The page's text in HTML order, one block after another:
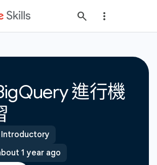
進行機
Introductory
1 year ago